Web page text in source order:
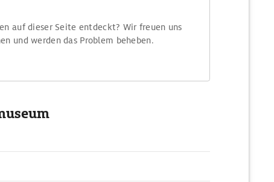
auf dieser Seite entdeckt? Wir freuen uns
und werden das Problem beheben.